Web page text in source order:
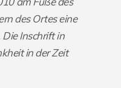
des Ortes eine
Inschrift in
in der Zeit